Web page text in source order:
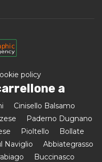
policy
a
Cinisello Balsamo
Paderno Dugnano
Pioltello
Bollate
Naviglio
Abbiategrasso
Buccinasco